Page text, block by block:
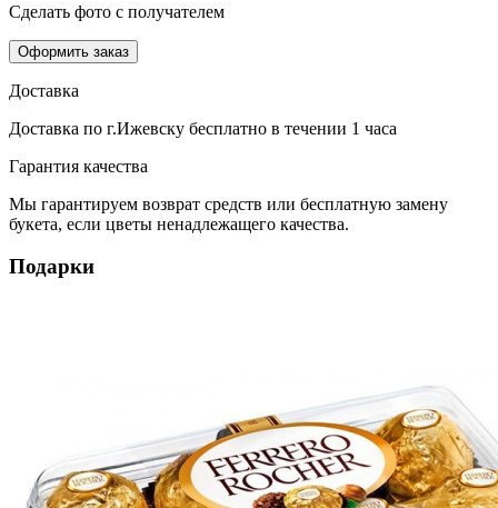
Сделать фото с получателем
Оформить заказ
Доставка
Доставка по г.Ижевску бесплатно в течении 1 часа
Гарантия качества
Мы гарантируем возврат средств или бесплатную замену
букета, если цветы ненадлежащего качества.
Подарки